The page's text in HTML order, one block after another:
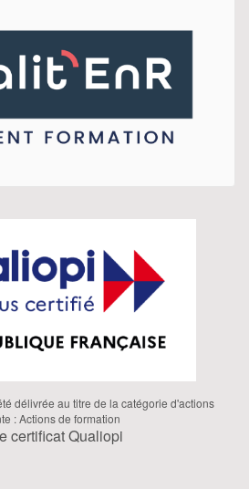
délivrée au titre de la catégorie d'actions
: Actions de formation
certificat Qualiopi